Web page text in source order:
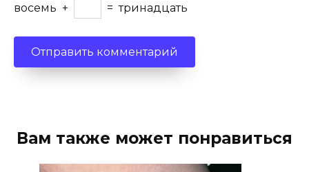
восемь + = тринадцать
Вам также может понравиться